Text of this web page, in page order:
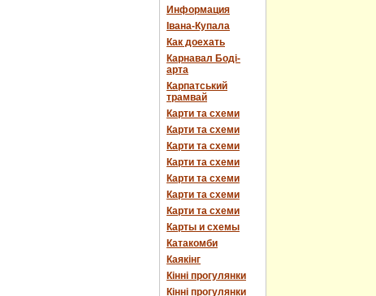
Информация
Івана-Купала
Как доехать
Карнавал Боді-
арта
Карпатський
трамвай
Карти та схеми
Карти та схеми
Карти та схеми
Карти та схеми
Карти та схеми
Карти та схеми
Карти та схеми
Карты и схемы
Катакомби
Каякінг
Кінні прогулянки
Кінні прогулянки